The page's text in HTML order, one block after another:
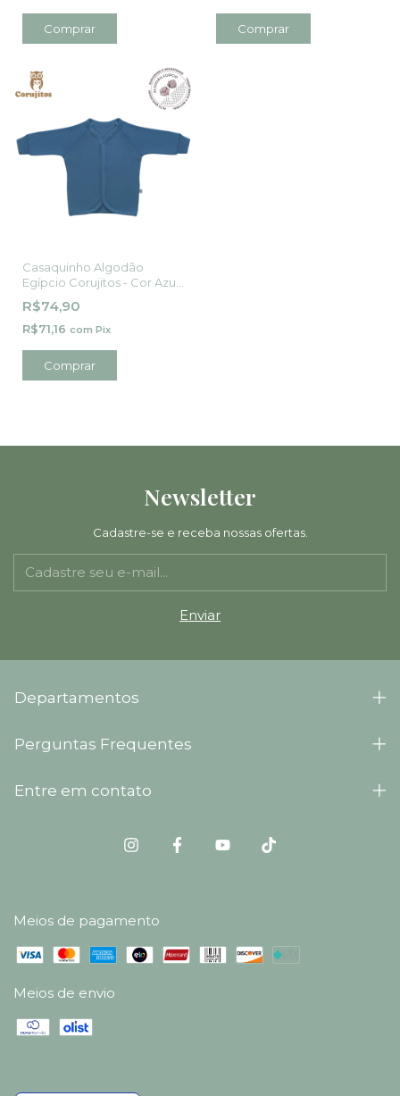
Comprar Comprar
Casaquinho Algodão
Egípcio Corujitos - Cor Azul
Jeans
R$74,90
R$71,16 com Pix
Comprar
Newsletter
Cadastre-se e receba nossas ofertas.
Departamentos
Perguntas Frequentes
Entre em contato
Meios de pagamento
Meios de envio